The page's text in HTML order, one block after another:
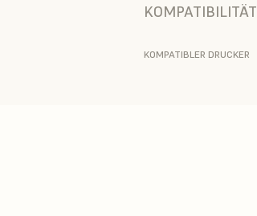
KOMPATIBILITÄT
KOMPATIBLER DRUCKER